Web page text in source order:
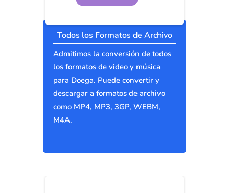
Todos los Formatos de Archivo
Admitimos la conversión de todos
los formatos de video y música
para Doega. Puede convertir y
descargar a formatos de archivo
como MP4, MP3, 3GP, WEBM,
M4A.